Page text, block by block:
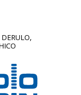
DERULO,